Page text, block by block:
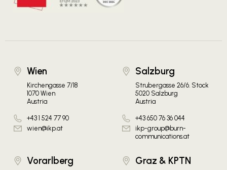
Wien
Kirchengasse 7/18
1070 Wien
Austria
+43 1 524 77 90
wien@ikp.at
Salzburg
Strubergasse 26/6. Stock
5020 Salzburg
Austria
+43 650 76 36 044
ikp-group@burn-
communications.at
Vorarlberg Graz & KPTN